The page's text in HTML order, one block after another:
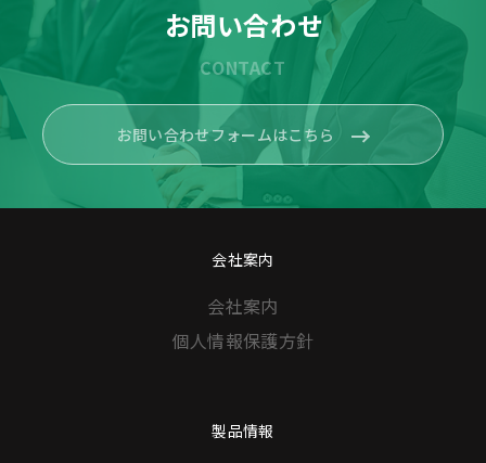
お問い合わせ
CONTACT
お問い合わせフォームはこちら
会社案内
会社案内
個人情報保護方針
製品情報